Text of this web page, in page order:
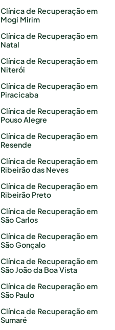
Clínica de Recuperação em
Mogi Mirim
Clínica de Recuperação em
Natal
Clínica de Recuperação em
Niterói
Clínica de Recuperação em
Piracicaba
Clínica de Recuperação em
Pouso Alegre
Clínica de Recuperação em
Resende
Clínica de Recuperação em
Ribeirão das Neves
Clínica de Recuperação em
Ribeirão Preto
Clínica de Recuperação em
São Carlos
Clínica de Recuperação em
São Gonçalo
Clínica de Recuperação em
São João da Boa Vista
Clínica de Recuperação em
São Paulo
Clínica de Recuperação em
Sumaré